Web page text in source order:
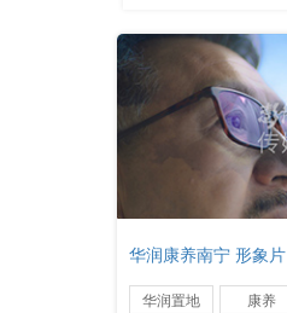
华润康养南宁 形象片
华润置地 康养